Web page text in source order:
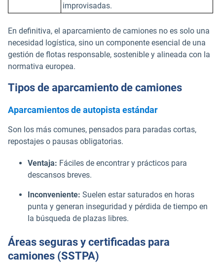
improvisadas.
En definitiva, el aparcamiento de camiones no es solo una
necesidad logística, sino un componente esencial de una
gestión de flotas responsable, sostenible y alineada con la
normativa europea.
Tipos de aparcamiento de camiones
Aparcamientos de autopista estándar
Son los más comunes, pensados para paradas cortas,
repostajes o pausas obligatorias.
Ventaja: Fáciles de encontrar y prácticos para
descansos breves.
Inconveniente: Suelen estar saturados en horas
punta y generan inseguridad y pérdida de tiempo en
la búsqueda de plazas libres.
Áreas seguras y certificadas para
camiones (SSTPA)